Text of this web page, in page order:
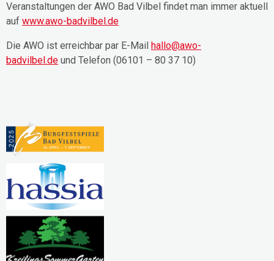
Veranstaltungen der AWO Bad Vilbel findet man immer aktuell
auf www.awo-badvilbel.de
Die AWO ist erreichbar par E-Mail hallo@awo-
badvilbel.de und Telefon (06101 – 80 37 10)